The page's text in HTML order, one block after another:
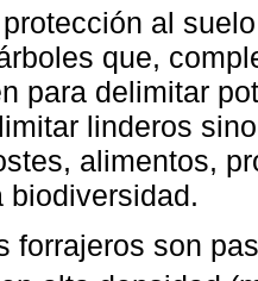
al
que,
para delimitar
linderos
alimentos,
biodiversidad.
forrajeros son